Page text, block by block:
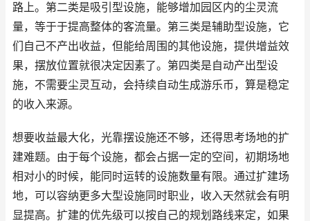
路上。第二类是吸引型设施，能够增加园区内的尘灵流
量，等于于提高整体的客流量。第三类是辅助型设施，它
们自己不产出收益，但能给周围的其他设施，提供增益效
果，摆放位置就很决定因素了。第四类是自动产出型设
施，不需要尘灵互动，会持续自动生成游乐币，算是稳定
的收入来源。
想要收益最大化，光靠摆设施还不够，还得思考场地的扩
建难题。由于每个设施，都会占据一定的空间，初期场地
相对小的时候，能同时运转的设施数量有限。通过扩建场
地，可以容纳更多大型设施同时职业，收入天然就会有明
显提高。扩建的优先级可以按自己的规划路线来定，如果